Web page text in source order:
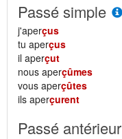
Passé simple
j'aperçus
tu aperçus
il aperçut
nous aperçûmes
vous aperçûtes
ils aperçurent
Passé antérieur